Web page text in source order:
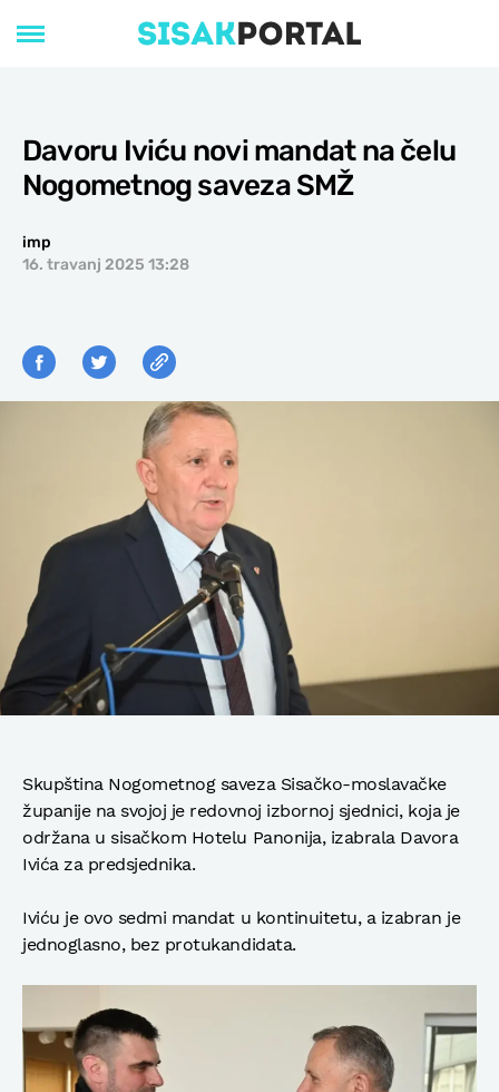
Davoru Iviću novi mandat na čelu
Nogometnog saveza SMŽ
imp
16. travanj 2025 13:28
Skupština Nogometnog saveza Sisačko-moslavačke
županije na svojoj je redovnoj izbornoj sjednici, koja je
održana u sisačkom Hotelu Panonija, izabrala Davora
Ivića za predsjednika.
Iviću je ovo sedmi mandat u kontinuitetu, a izabran je
jednoglasno, bez protukandidata.